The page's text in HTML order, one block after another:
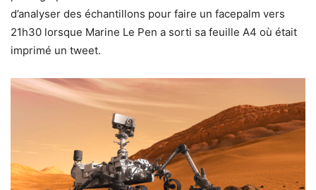
d’analyser des échantillons pour faire un facepalm vers
21h30 lorsque Marine Le Pen a sorti sa feuille A4 où était
imprimé un tweet.